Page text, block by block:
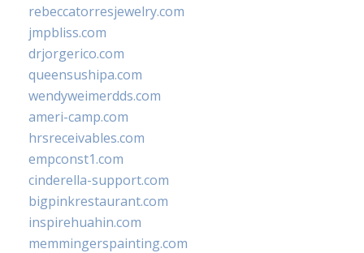
rebeccatorresjewelry.com
jmpbliss.com
drjorgerico.com
queensushipa.com
wendyweimerdds.com
ameri-camp.com
hrsreceivables.com
empconst1.com
cinderella-support.com
bigpinkrestaurant.com
inspirehuahin.com
memmingerspainting.com